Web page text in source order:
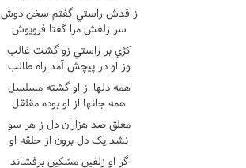
ز قدش راستي گفتم سخن دوش
سر زلفش مرا گفتا فروپوش
کژي بر راستي زو گشت غالب
وز او در پيچش آمد راه طالب
همه دلها از او گشته مسلسل
همه جانها از او بوده مقلقل
معلق صد هزاران دل ز هر سو
نشد يک دل برون از حلقه او
گر او زلفين مشکين برفشاند